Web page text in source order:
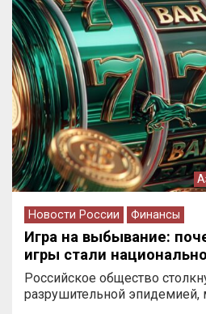
Новости России Финансы
Игра на выбывание:
игры стали
Российское общество
разрушительной